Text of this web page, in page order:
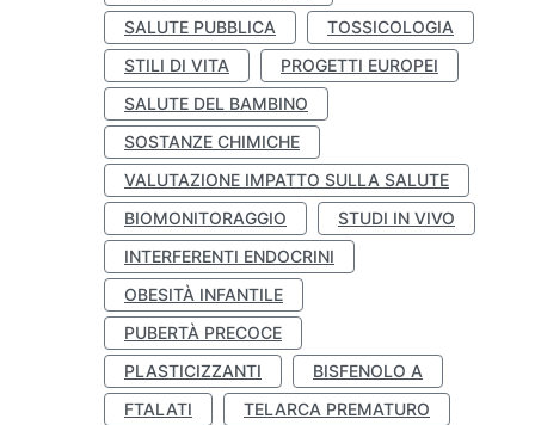
SALUTE PUBBLICA
TOSSICOLOGIA
STILI DI VITA
PROGETTI EUROPEI
SALUTE DEL BAMBINO
SOSTANZE CHIMICHE
VALUTAZIONE IMPATTO SULLA SALUTE
BIOMONITORAGGIO
STUDI IN VIVO
INTERFERENTI ENDOCRINI
OBESITÀ INFANTILE
PUBERTÀ PRECOCE
PLASTICIZZANTI
BISFENOLO A
FTALATI
TELARCA PREMATURO